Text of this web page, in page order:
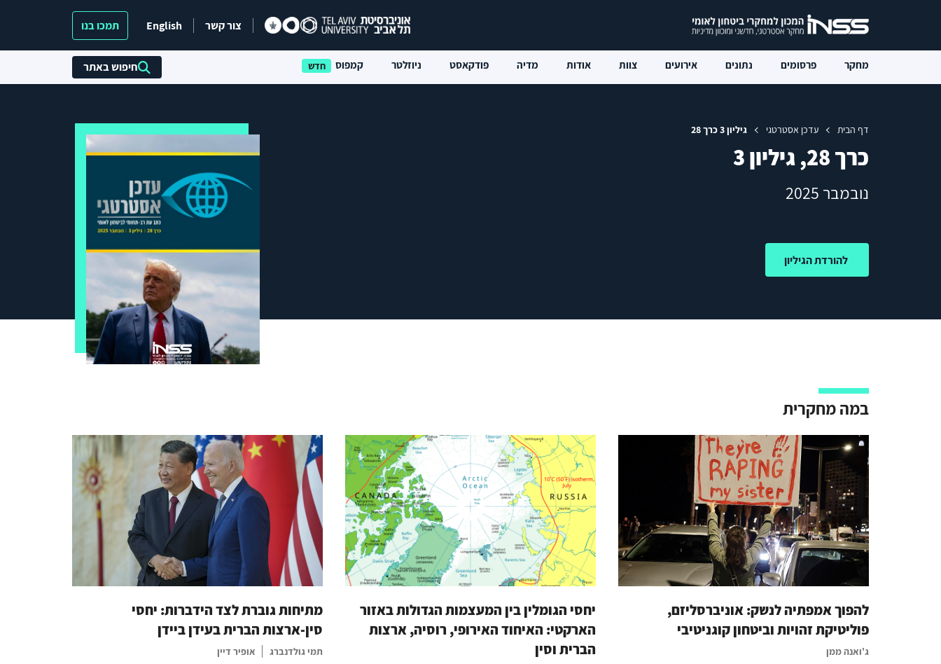
צור קשר English תמכו בנו
מחקר פרסומים נתונים אירועים צוות אודות מדיה פודקאסט ניוזלטר קמפוס חיפוש באתר
דף הבית עדכן אסטרטגי גיליון 3 כרך 28
כרך 28, גיליון 3
נובמבר 2025
להורדת הגיליון
במה מחקרית
להפוך אמפתיה לנשק: אוניברסליזם,
פוליטיקת זהויות וביטחון קוגניטיבי
ג'ואנה ממן
יחסי הגומלין בין המעצמות הגדולות באזור
הארקטי: האיחוד האירופי, רוסיה, ארצות
הברית וסין
מתיחות גוברת לצד הידברות: יחסי
סין-ארצות הברית בעידן ביידן
תמי גולדנברג אופיר דיין